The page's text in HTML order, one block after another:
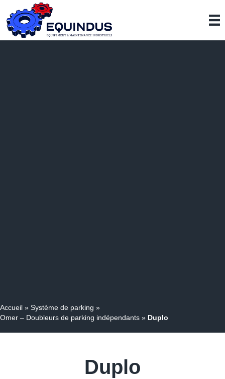
Accueil » Système de parking »
Omer – Doubleurs de parking indépendants » Duplo
Duplo